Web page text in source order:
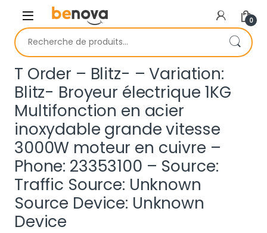
Skip to navigation
Skip to content
0
Recherche pour :
T Order – Blitz- – Variation:
Blitz- Broyeur électrique 1KG
Multifonction en acier
inoxydable grande vitesse
3000W moteur en cuivre –
Phone: 23353100 – Source:
Traffic Source: Unknown
Source Device: Unknown
Device